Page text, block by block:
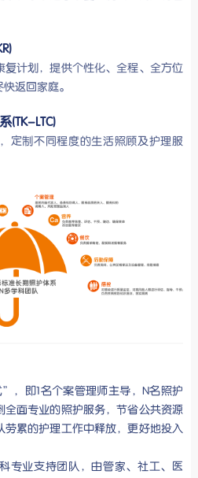
计划，提供个性化、全程、全方位
返回家庭。
(TK-LTC)
定制不同程度的生活照顾及护理服
，即1名个案管理师主导，N名照护
全面专业的照护服务，节省公共资源
累的护理工作中释放，更好地投入
专业支持团队，由管家、社工、医